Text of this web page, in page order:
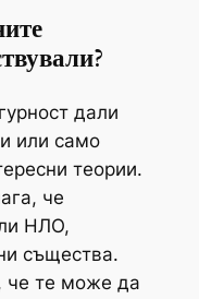
дали
или само
теории.
че
НЛО,
същества.
че те може да